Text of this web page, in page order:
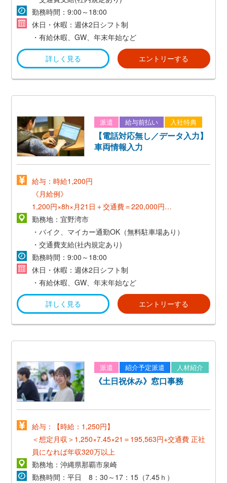
勤務時間：9:00～18:00
休日・休暇：週休2日シフト制
・有給休暇、GW、年末年始など
詳しく見る エントリーする
派遣 給与前払い 入社特典
【電話対応無し／データ入力】
車両情報入力
給与：時給1,200円
《月給例》
1,200円×8h×月21日＋交通費＝220,000円～
《正社員登用後》
*想定年収300万～*
勤務地：宜野湾市
・バイク、マイカー通勤OK（無料駐車場あり）
・交通費支給(社内規定あり)
勤務時間：9:00～18:00
休日・休暇：週休2日シフト制
・有給休暇、GW、年末年始など
詳しく見る エントリーする
派遣 紹介予定派遣 人材紹介
《土日祝休み》窓口事務
給与：【時給：1,250円】
＜想定月収＞1,250×7.45×21＝195,563円+交通費 正社
員になれば年収320万以上
勤務地：沖縄県那覇市泉崎
勤務時間：平日 8：30～17：15（7.45ｈ）